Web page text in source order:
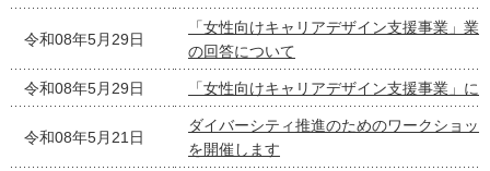
令和08年5月29日
「女性向けキャリアデザイン支援事業」
の回答について
令和08年5月29日 「女性向けキャリアデザイン支援事業」
令和08年5月21日
ダイバーシティ推進のためのワークショ
を開催します